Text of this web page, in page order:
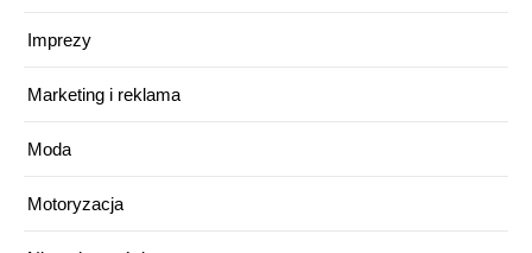
Imprezy
Marketing i reklama
Moda
Motoryzacja